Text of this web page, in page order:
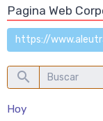
Pagina Web
https://
Hoy